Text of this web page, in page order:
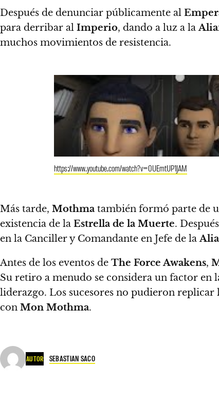
Después de denunciar públicamente al
para derribar al Imperio, dando a luz a la
muchos movimientos de resistencia.
https://www.youtube.com/watch?v=0UEmtUP1JAM
Más tarde, Mothma también formó parte de
existencia de la Estrella de la Muerte.
en la Canciller y Comandante en Jefe de la
Antes de los eventos de The Force Awakens,
Su retiro a menudo se considera un factor en
liderazgo. Los sucesores no pudieron
con Mon Mothma.
AUTOR SEBASTIAN SACO